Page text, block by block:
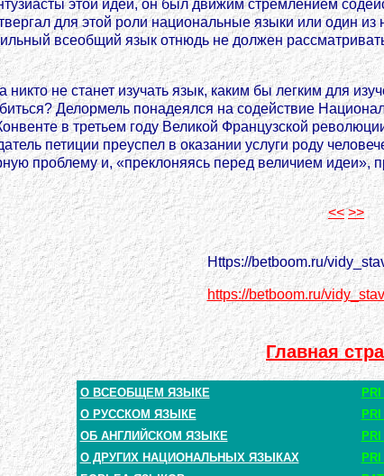
этой идеи, он был движим стремлением
для этой роли национальные языки или один
всеобщий язык отнюдь не должен
не станет изучать язык, каким бы легким для
Делормель понадеялся на содействие
в третьем году Великой Французской
петиции преуспел в оказании услуги роду
проблему и, «преклоняясь перед величием идеи»,
<< >>
Https://betboom.ru/
https://betboom.ru/
Главная
О ВСЕОБЩЕМ ЯЗЫКЕ
О РУССКОМ ЯЗЫКЕ
ОБ АНГЛИЙСКОМ ЯЗЫКЕ
О ДРУГИХ НАЦИОНАЛЬНЫХ ЯЗЫКАХ